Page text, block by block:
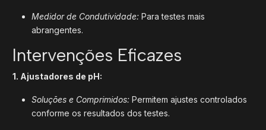
Medidor de Condutividade: Para testes mais
abrangentes.
Intervenções Eficazes
1. Ajustadores de pH:
Soluções e Comprimidos: Permitem ajustes controlados
conforme os resultados dos testes.